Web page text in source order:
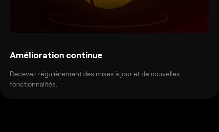
Amélioration continue
Recevez régulièrement des mises à jour et de nouvelles
fonctionnalités.